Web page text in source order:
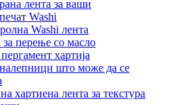
лента за ваши
Washi
Washi лента
перење со масло
хартија
што може да се
хартиена лента за текстура